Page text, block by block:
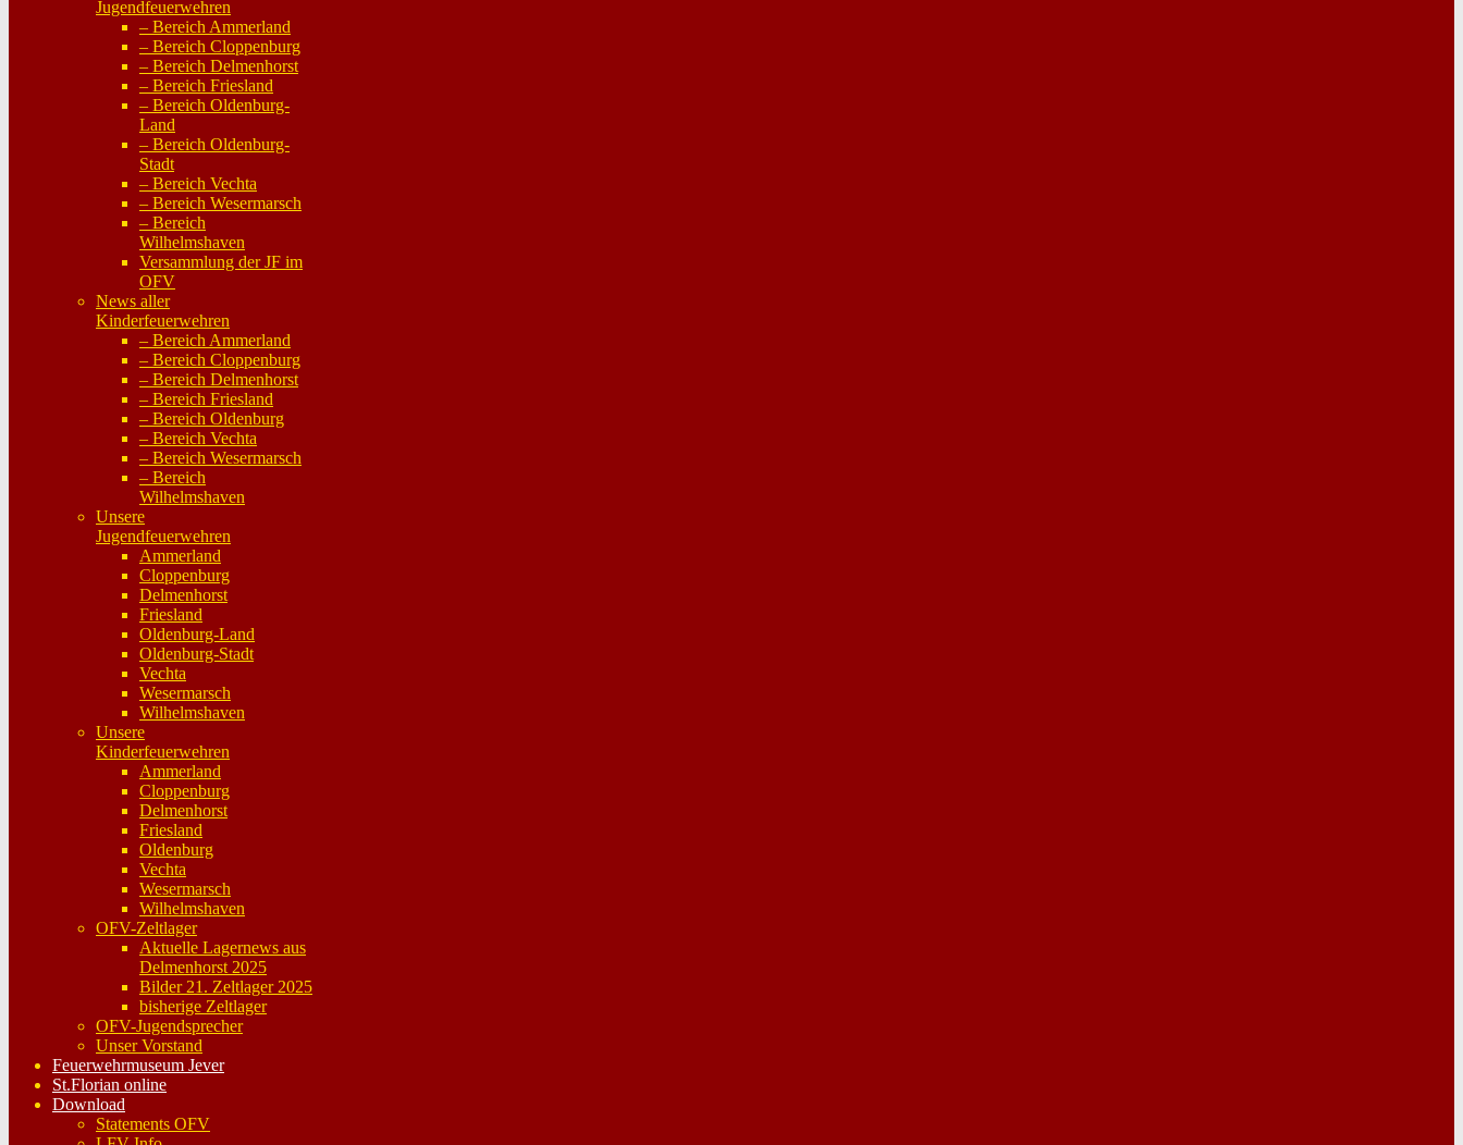
Jugendfeuerwehren
– Bereich Ammerland
– Bereich Cloppenburg
– Bereich Delmenhorst
– Bereich Friesland
– Bereich Oldenburg-
Land
– Bereich Oldenburg-
Stadt
– Bereich Vechta
– Bereich Wesermarsch
– Bereich
Wilhelmshaven
Versammlung der JF im
OFV
News aller
Kinderfeuerwehren
– Bereich Ammerland
– Bereich Cloppenburg
– Bereich Delmenhorst
– Bereich Friesland
– Bereich Oldenburg
– Bereich Vechta
– Bereich Wesermarsch
– Bereich
Wilhelmshaven
Unsere
Jugendfeuerwehren
Ammerland
Cloppenburg
Delmenhorst
Friesland
Oldenburg-Land
Oldenburg-Stadt
Vechta
Wesermarsch
Wilhelmshaven
Unsere
Kinderfeuerwehren
Ammerland
Cloppenburg
Delmenhorst
Friesland
Oldenburg
Vechta
Wesermarsch
Wilhelmshaven
OFV-Zeltlager
Aktuelle Lagernews aus
Delmenhorst 2025
Bilder 21. Zeltlager 2025
bisherige Zeltlager
OFV-Jugendsprecher
Unser Vorstand
Feuerwehrmuseum Jever
St.Florian online
Download
Statements OFV